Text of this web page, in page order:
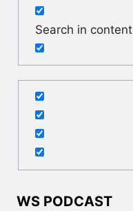
Search in content
WS PODCAST